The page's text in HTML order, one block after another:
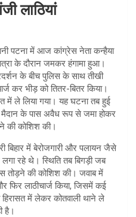
लाठियां
पटना में आज कांग्रेस नेता कन्हैया
के दौरान जमकर हंगामा हुआ।
के बीच पुलिस के साथ तीखी
कर भीड़ को तितर-बितर किया।
में ले लिया गया। यह घटना तब हुई
मैदान के पास अवैध रूप से जमा होकर
की कोशिश की।
बिहार में बेरोजगारी और पलायन जैसे
रहे थे। स्थिति तब बिगड़ी जब
तोड़ने की कोशिश की। जवाब में
फिर लाठीचार्ज किया, जिसमें कई
में लेकर कोतवाली थाने ले
है।